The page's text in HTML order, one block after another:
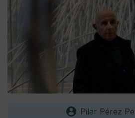
Pilar Pérez